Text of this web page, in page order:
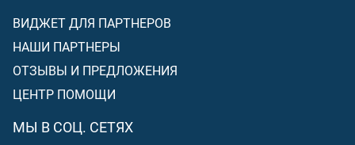
ВИДЖЕТ ДЛЯ ПАРТНЕРОВ
НАШИ ПАРТНЕРЫ
ОТЗЫВЫ И ПРЕДЛОЖЕНИЯ
ЦЕНТР ПОМОЩИ
МЫ В СОЦ. СЕТЯХ